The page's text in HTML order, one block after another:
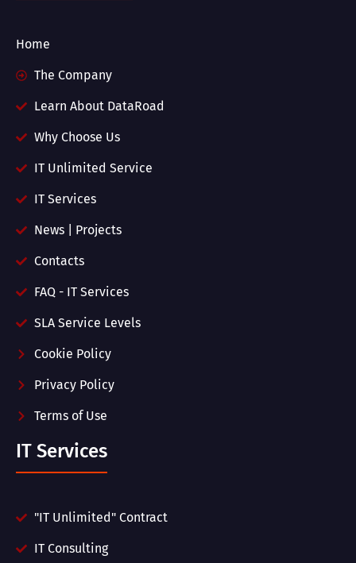
Home
The Company
Learn About DataRoad
Why Choose Us
IT Unlimited Service
IT Services
News | Projects
Contacts
FAQ - IT Services
SLA Service Levels
Cookie Policy
Privacy Policy
Terms of Use
IT Services
"IT Unlimited" Contract
IT Consulting